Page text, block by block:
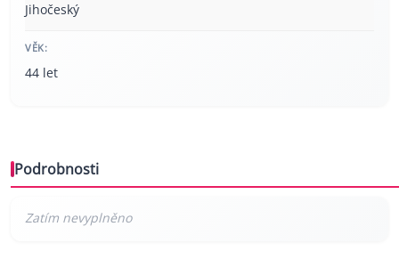
Jihočeský
VĚK:
44 let
Podrobnosti